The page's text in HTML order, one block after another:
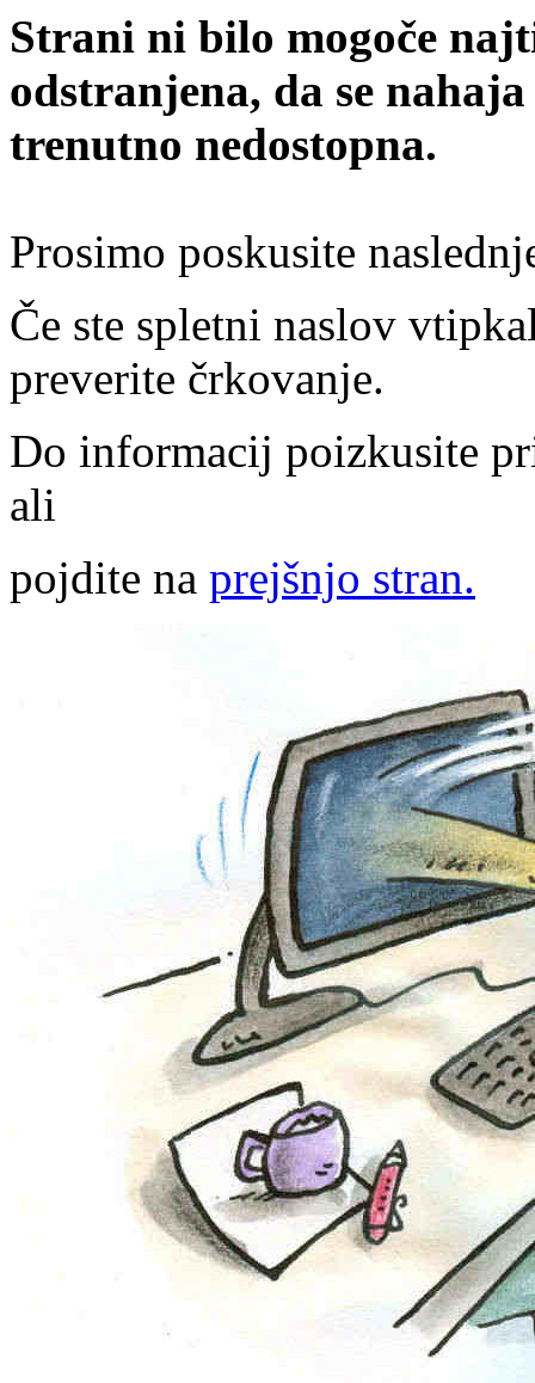
Strani ni bilo mogoče
odstranjena, da se
trenutno nedostopna.
Prosimo poskusite
Če ste spletni naslov
preverite črkovanje.
Do informacij poizkusite
ali
pojdite na prejšnjo stran.